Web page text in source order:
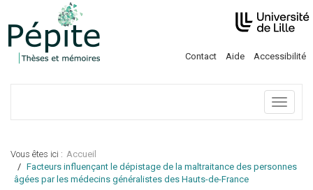
Contact Aide Accessibilité
Menu
Vous êtes ici : Accueil
Facteurs influençant le dépistage de la maltraitance des personnes
âgées par les médecins généralistes des Hauts-de-France